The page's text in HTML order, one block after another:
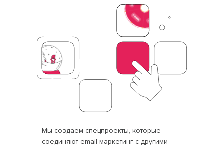
Мы создаем спецпроекты, которые
соединяют email-маркетинг с другими